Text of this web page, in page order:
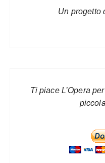
Un progetto
Ti piace L’Opera